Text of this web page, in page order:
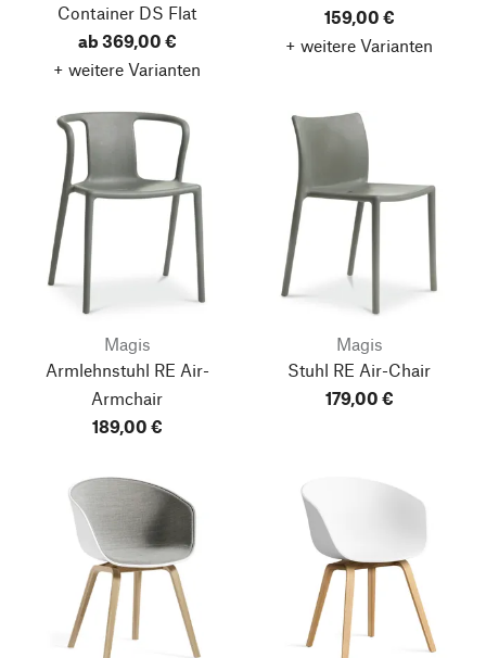
Container DS Flat
ab 369,00 €
+ weitere Varianten
159,00 €
+ weitere Varianten
Magis
Armlehnstuhl RE Air-
Armchair
189,00 €
Magis
Stuhl RE Air-Chair
179,00 €